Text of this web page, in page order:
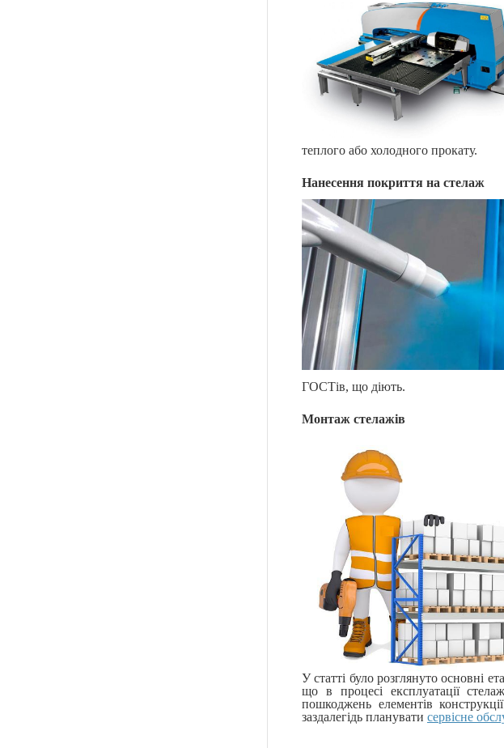
теплого або холодного прокату.
Нанесення покриття на стелаж
ГОСТів, що діють.
Монтаж стелажів
У статті було розглянуто основні
що в процесі експлуатації
пошкоджень елементів
заздалегідь планувати сервісне